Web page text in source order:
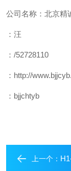
公司名称：北京精
：汪
：/52728110
：http://
：bjjchtyb
上一个：